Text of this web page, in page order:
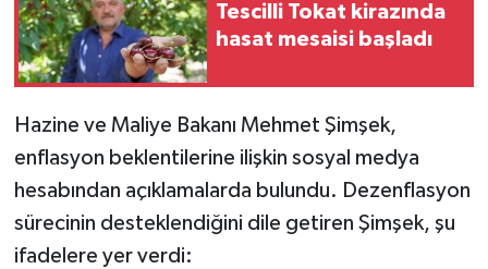
Tescilli Tokat kirazında
hasat mesaisi başladı
Hazine ve Maliye Bakanı Mehmet Şimşek,
enflasyon beklentilerine ilişkin sosyal medya
hesabından açıklamalarda bulundu. Dezenflasyon
sürecinin desteklendiğini dile getiren Şimşek, şu
ifadelere yer verdi: